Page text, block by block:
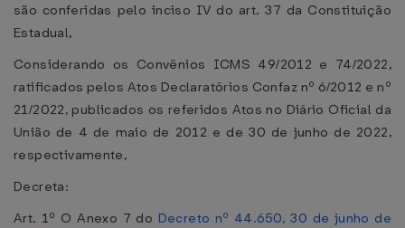
são conferidas pelo inciso IV do art. 37 da Constituição
Estadual,
Considerando os Convênios ICMS 49/2012 e 74/2022,
ratificados pelos Atos Declaratórios Confaz nº 6/2012 e nº
21/2022, publicados os referidos Atos no Diário Oficial da
União de 4 de maio de 2012 e de 30 de junho de 2022,
respectivamente,
Decreta:
Art. 1º O Anexo 7 do Decreto nº 44.650, 30 de junho de